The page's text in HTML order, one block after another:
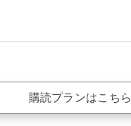
購読プランはこちら